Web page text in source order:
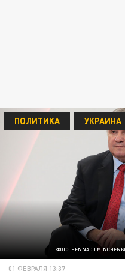
ФОТО: HENNADII
ПОЛИТИКА УКРАИНА
01 ФЕВРАЛЯ 13:37